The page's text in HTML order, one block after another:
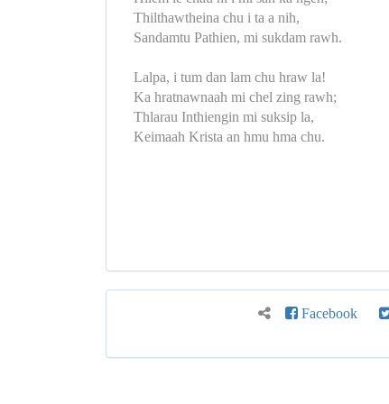
Thilthawtheina chu i ta a nih,
Sandamtu Pathien, mi sukdam rawh.
Lalpa, i tum dan lam chu hraw la!
Ka hratnawnaah mi chel zing rawh;
Thlarau Inthiengin mi suksip la,
Keimaah Krista an hmu hma chu.
Facebook